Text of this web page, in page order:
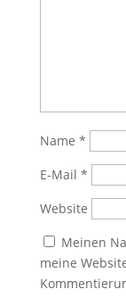
Name *
E-Mail *
Website
Meinen
meine